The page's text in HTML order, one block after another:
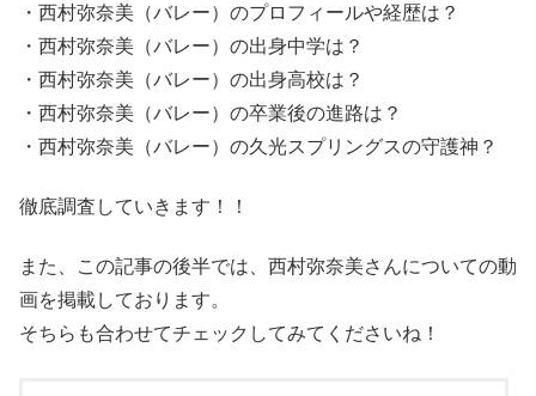
・西村弥奈美（バレー）のプロフィールや経歴は？
・西村弥奈美（バレー）の出身中学は？
・西村弥奈美（バレー）の出身高校は？
・西村弥奈美（バレー）の卒業後の進路は？
・西村弥奈美（バレー）の久光スプリングスの守護神？
徹底調査していきます！！
また、この記事の後半では、西村弥奈美さんについての動
画を掲載しております。
そちらも合わせてチェックしてみてくださいね！